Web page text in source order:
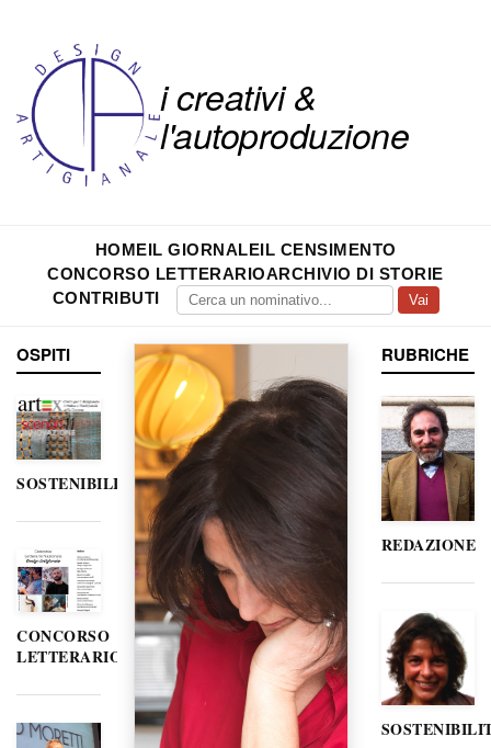
i creativi &
l'autoproduzione
HOMEIL GIORNALEIL CENSIMENTO
CONCORSO LETTERARIOARCHIVIO DI STORIE
CONTRIBUTI
Vai
OSPITI
SOSTENIBILITÀ
CONCORSO
LETTERARIO
RUBRICHE
REDAZIONE